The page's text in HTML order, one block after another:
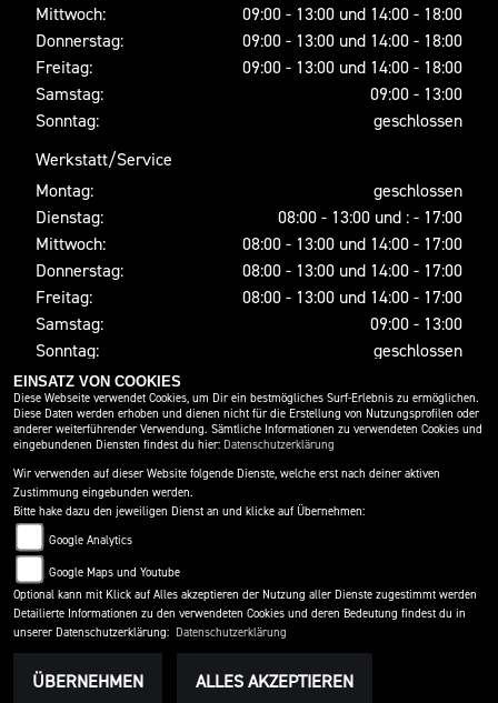
Mittwoch:
09:00 - 13:00 und 14:00 - 18:00
Donnerstag:
09:00 - 13:00 und 14:00 - 18:00
Freitag:
09:00 - 13:00 und 14:00 - 18:00
Samstag:
09:00 - 13:00
Sonntag:
geschlossen
Werkstatt/Service
Montag:
geschlossen
Dienstag:
08:00 - 13:00 und : - 17:00
Mittwoch:
08:00 - 13:00 und 14:00 - 17:00
Donnerstag:
08:00 - 13:00 und 14:00 - 17:00
Freitag:
08:00 - 13:00 und 14:00 - 17:00
Samstag:
09:00 - 13:00
Sonntag:
geschlossen
SOCIAL MEDIA
IMPRESSUM DATENSCHUTZ
DISCLAIMER
EINSATZ VON COOKIES
Diese Webseite verwendet Cookies, um Dir ein bestmögliches Surf-Erlebnis zu ermöglichen.
Diese Daten werden erhoben und dienen nicht für die Erstellung von Nutzungsprofilen oder
anderer weiterführender Verwendung. Sämtliche Informationen zu verwendeten Cookies und
eingebundenen Diensten findest du hier: Datenschutzerklärung
Wir verwenden auf dieser Website folgende Dienste, welche erst nach deiner aktiven
Zustimmung eingebunden werden.
Bitte hake dazu den jeweiligen Dienst an und klicke auf Übernehmen:
Google Analytics
Google Maps und Youtube
Optional kann mit Klick auf Alles akzeptieren der Nutzung aller Dienste zugestimmt werden
Detailierte Informationen zu den verwendeten Cookies und deren Bedeutung findest du in
unserer Datenschutzerklärung: Datenschutzerklärung
ÜBERNEHMEN ALLES AKZEPTIEREN